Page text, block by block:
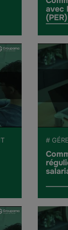
avec
#